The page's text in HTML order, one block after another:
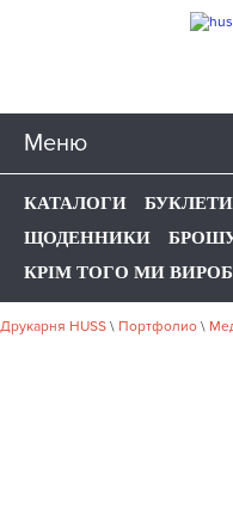
Меню
КАТАЛОГИ БУКЛЕТИ
ЩОДЕННИКИ
КРІМ ТОГО МИ
Друкарня HUSS \ Портфолио \